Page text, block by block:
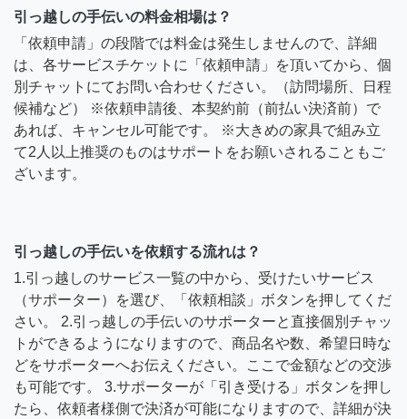
引っ越しの手伝いの料金相場は？
「依頼申請」の段階では料金は発生しませんので、詳細
は、各サービスチケットに「依頼申請」を頂いてから、個
別チャットにてお問い合わせください。（訪問場所、日程
候補など） ※依頼申請後、本契約前（前払い決済前）で
あれば、キャンセル可能です。 ※大きめの家具で組み立
て2人以上推奨のものはサポートをお願いされることもご
ざいます。
引っ越しの手伝いを依頼する流れは？
1.引っ越しのサービス一覧の中から、受けたいサービス
（サポーター）を選び、「依頼相談」ボタンを押してくだ
さい。 2.引っ越しの手伝いのサポーターと直接個別チャッ
トができるようになりますので、商品名や数、希望日時な
どをサポーターへお伝えください。ここで金額などの交渉
も可能です。 3.サポーターが「引き受ける」ボタンを押し
たら、依頼者様側で決済が可能になりますので、詳細が決